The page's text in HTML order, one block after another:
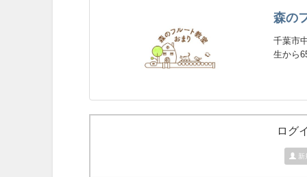
森の
千葉市
生から
ログ
新